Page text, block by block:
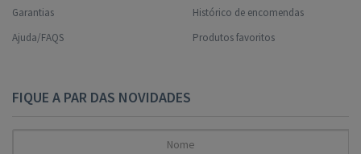
Garantias
Ajuda/FAQS
Histórico de encomendas
Produtos favoritos
FIQUE A PAR DAS NOVIDADES